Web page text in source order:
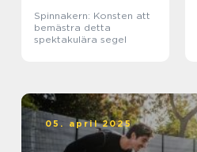
Spinnakern: Konsten att
bemästra detta
spektakulära segel
05. april 2025